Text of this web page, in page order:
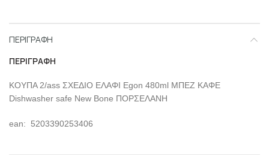
ΠΕΡΙΓΡΑΦΉ
ΠΕΡΙΓΡΑΦΉ
ΚΟΥΠΑ 2/ass ΣΧΕΔΙΟ ΕΛΑΦΙ Egon 480ml ΜΠΕΖ ΚΑΦΕ
Dishwasher safe New Bone ΠΟΡΣΕΛΑΝΗ
ean: 5203390253406